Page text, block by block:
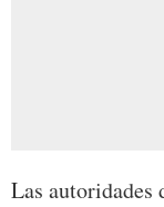
Las autoridades